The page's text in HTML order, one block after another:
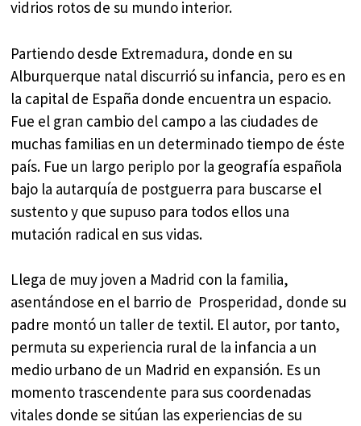
vidrios rotos de su mundo interior.
Partiendo desde Extremadura, donde en su
Alburquerque natal discurrió su infancia, pero es en
la capital de España donde encuentra un espacio.
Fue el gran cambio del campo a las ciudades de
muchas familias en un determinado tiempo de éste
país. Fue un largo periplo por la geografía española
bajo la autarquía de postguerra para buscarse el
sustento y que supuso para todos ellos una
mutación radical en sus vidas.
Llega de muy joven a Madrid con la familia,
asentándose en el barrio de Prosperidad, donde su
padre montó un taller de textil. El autor, por tanto,
permuta su experiencia rural de la infancia a un
medio urbano de un Madrid en expansión. Es un
momento trascendente para sus coordenadas
vitales donde se sitúan las experiencias de su